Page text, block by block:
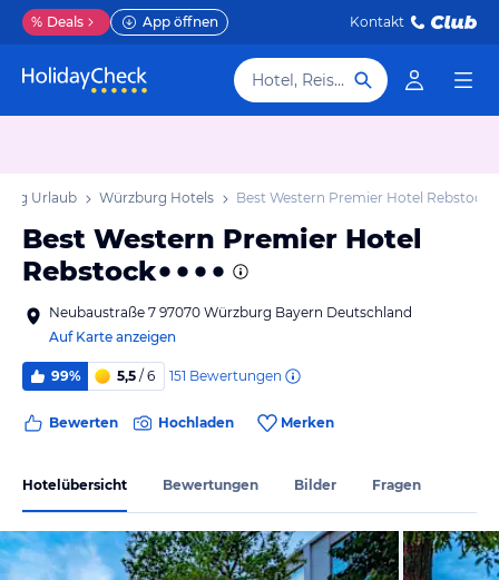
% Deals App öffnen Kontakt
Hotel, Reiseziel
Urlaub Würzburg Hotels Best Western Premier Hotel Rebstock
Best Western Premier Hotel
Rebstock
Neubaustraße 7 97070 Würzburg Bayern Deutschland
Auf Karte anzeigen
99% 5,5 / 6 151 Bewertungen
Bewerten Hochladen Merken
Hotelübersicht Bewertungen Bilder Fragen